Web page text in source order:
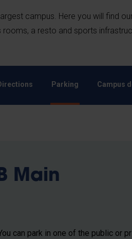
campus. Here you will find
a resto and sports
Parking Campus
Main
can park in one of the public or